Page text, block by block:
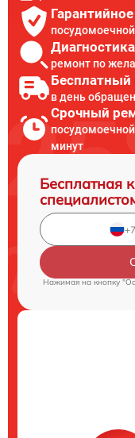
ремонт по
Бесплатный
в день
Срочный
минут
Бесплатная
Нажимая на кнопку